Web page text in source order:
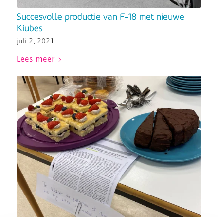
Succesvolle productie van F-18 met nieuwe
Kiubes
juli 2, 2021
Lees meer